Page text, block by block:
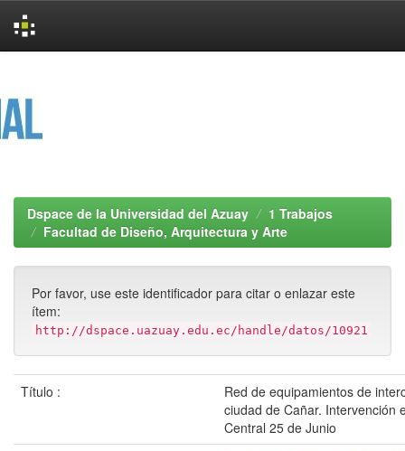
Dspace de la Universidad del Azuay
1 Trabajos
Facultad de Diseño, Arquitectura y Arte
Por favor, use este identificador para citar o enlazar este
ítem:
http://dspace.uazuay.edu.ec/handle/datos/10921
Título :
Red de equipamientos de
ciudad de Cañar. Intervención
Central 25 de Junio